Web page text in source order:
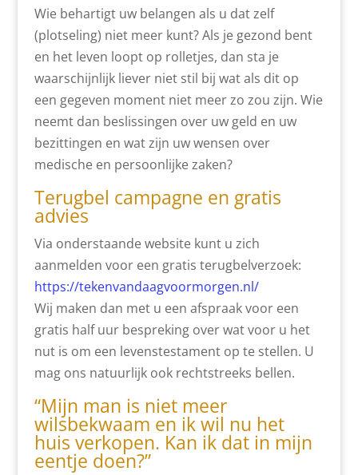
Wie behartigt uw belangen als u dat zelf
(plotseling) niet meer kunt? Als je gezond bent
en het leven loopt op rolletjes, dan sta je
waarschijnlijk liever niet stil bij wat als dit op
een gegeven moment niet meer zo zou zijn. Wie
neemt dan beslissingen over uw geld en uw
bezittingen en wat zijn uw wensen over
medische en persoonlijke zaken?
Terugbel campagne en gratis
advies
Via onderstaande website kunt u zich
aanmelden voor een gratis terugbelverzoek:
https://tekenvandaagvoormorgen.nl/
Wij maken dan met u een afspraak voor een
gratis half uur bespreking over wat voor u het
nut is om een levenstestament op te stellen. U
mag ons natuurlijk ook rechtstreeks bellen.
“Mijn man is niet meer
wilsbekwaam en ik wil nu het
huis verkopen. Kan ik dat in mijn
eentje doen?”